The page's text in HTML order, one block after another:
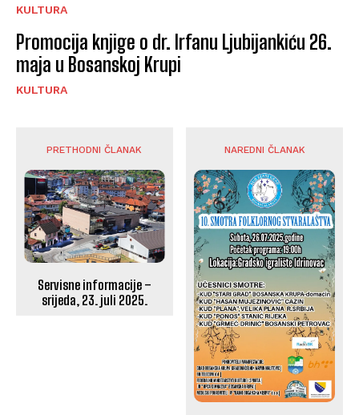
KULTURA
Promocija knjige o dr. Irfanu Ljubijankiću 26.
maja u Bosanskoj Krupi
KULTURA
PRETHODNI ČLANAK
Servisne informacije –
srijeda, 23. juli 2025.
NAREDNI ČLANAK